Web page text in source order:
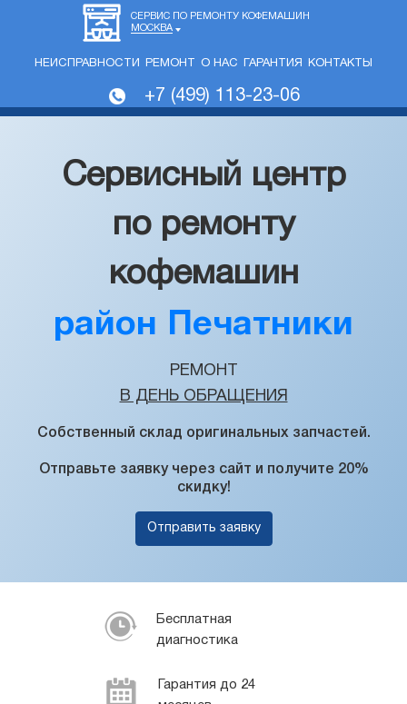
СЕРВИС ПО РЕМОНТУ КОФЕМАШИН
МОСКВА
НЕИСПРАВНОСТИ РЕМОНТ О НАС ГАРАНТИЯ КОНТАКТЫ
+7 (499) 113-23-06
Сервисный центр
по ремонту
кофемашин
район Печатники
РЕМОНТ
В ДЕНЬ ОБРАЩЕНИЯ
Собственный склад оригинальных запчастей.
Отправьте заявку через сайт и получите 20%
скидку!
Отправить заявку
Бесплатная
диагностика
Гарантия до 24